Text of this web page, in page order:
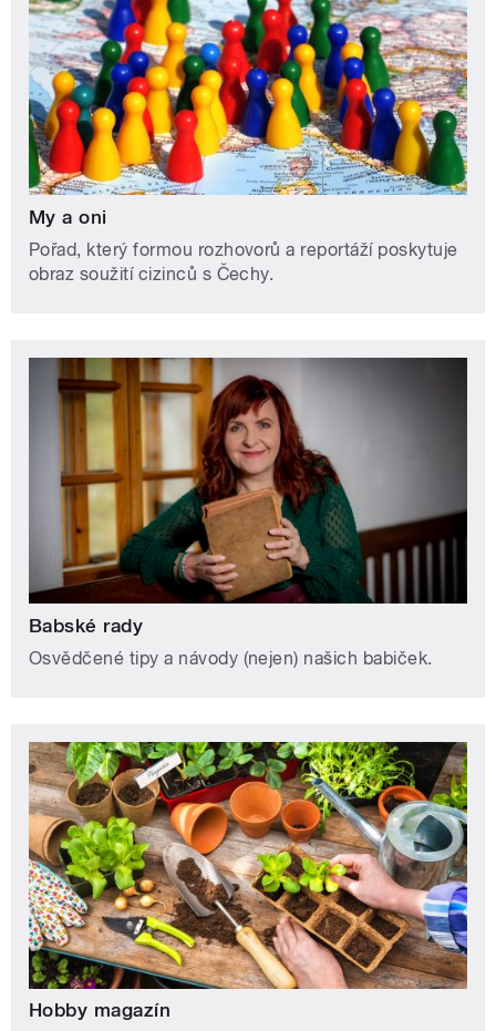
My a oni
Pořad, který formou rozhovorů a reportáží poskytuje
obraz soužití cizinců s Čechy.
Babské rady
Osvědčené tipy a návody (nejen) našich babiček.
Hobby magazín